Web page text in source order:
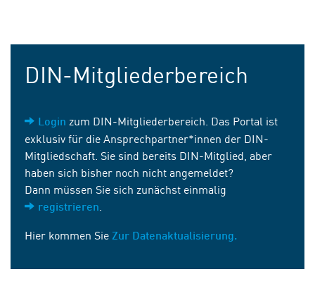
DIN-Mitgliederbereich
Login zum DIN-Mitgliederbereich. Das Portal ist
exklusiv für die Ansprechpartner*innen der DIN-
Mitgliedschaft. Sie sind bereits DIN-Mitglied, aber
haben sich bisher noch nicht angemeldet?
Dann müssen Sie sich zunächst einmalig
registrieren
Hier kommen Sie Zur Datenaktualisierung.